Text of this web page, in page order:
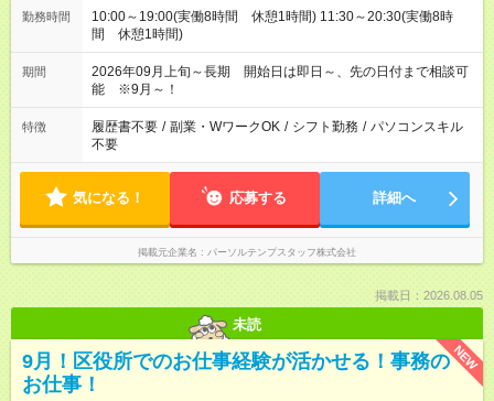
勤務時間
10:00～19:00(実働8時間 休憩1時間) 11:30～20:30(実働8時
間 休憩1時間)
期間
2026年09月上旬～長期 開始日は即日～、先の日付まで相談可
能 ※9月～！
特徴 履歴書不要 / 副業・WワークOK / シフト勤務 / パソコンスキル
不要
気になる！ 応募する 詳細へ
掲載元企業名 パーソルテンプスタッフ株式会社
掲載日：2026.08.05
未読
NEW
9月！区役所でのお仕事経験が活かせる！事務の
お仕事！